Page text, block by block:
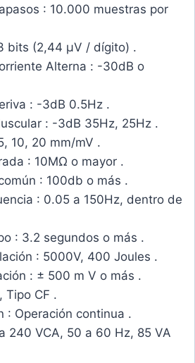
: 10.000 muestras por
bits (2,44 μV / dígito) .
Alterna : -30dB o
: -3dB 0.5Hz .
: -3dB 35Hz, 25Hz .
10, 20 mm/mV .
: 10MΩ o mayor .
: 100db o más .
: 0.05 a 150Hz, dentro de
: 3.2 segundos o más .
: 5000V, 400 Joules .
: ± 500 m V o más .
Tipo CF .
: Operación continua .
240 VCA, 50 a 60 Hz, 85 VA